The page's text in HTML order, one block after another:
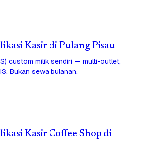
Kasir di Pulang Pisau
custom milik sendiri — multi-outlet,
Bukan sewa bulanan.
Kasir Coffee Shop di